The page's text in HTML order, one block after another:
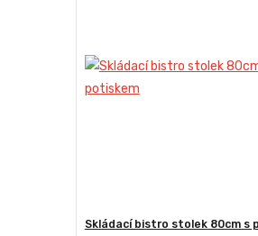
Skládací bistro stolek 80cm s